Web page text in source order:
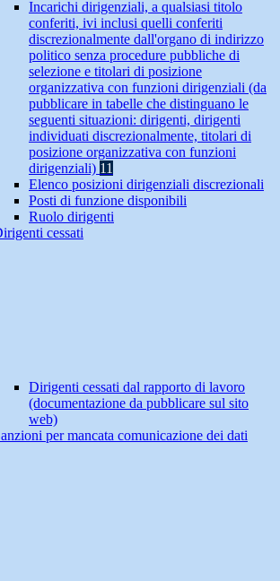
Incarichi dirigenziali, a qualsiasi titolo
conferiti, ivi inclusi quelli conferiti
discrezionalmente dall'organo di indirizzo
politico senza procedure pubbliche di
selezione e titolari di posizione
organizzativa con funzioni dirigenziali (da
pubblicare in tabelle che distinguano le
seguenti situazioni: dirigenti, dirigenti
individuati discrezionalmente, titolari di
posizione organizzativa con funzioni
dirigenziali) 11
Elenco posizioni dirigenziali discrezionali
Posti di funzione disponibili
Ruolo dirigenti
cessati
Dirigenti cessati dal rapporto di lavoro
(documentazione da pubblicare sul sito
web)
per mancata comunicazione dei dati